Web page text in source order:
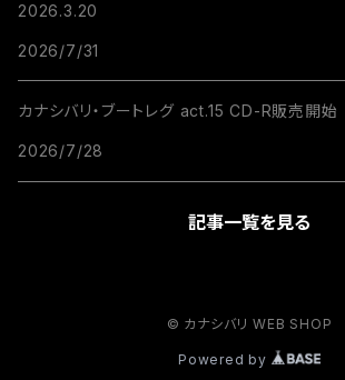
2026.3.20
2026/7/31
カナシバリ・ブートレグ act.15 CD-R販売開始
2026/7/28
記事一覧を見る
© カナシバリ WEB SHOP
Powered by